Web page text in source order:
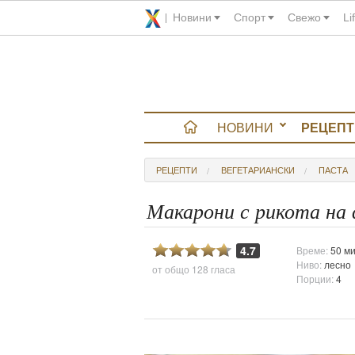
Новини Спорт Свежо
НОВИНИ
РЕЦЕПТИ ВЕГЕТАРИАНСКИ ПАСТА
Макарони с рикота на
4.7
от общо 128 гласа
Време:50
Ниво: лесно
Порции:4